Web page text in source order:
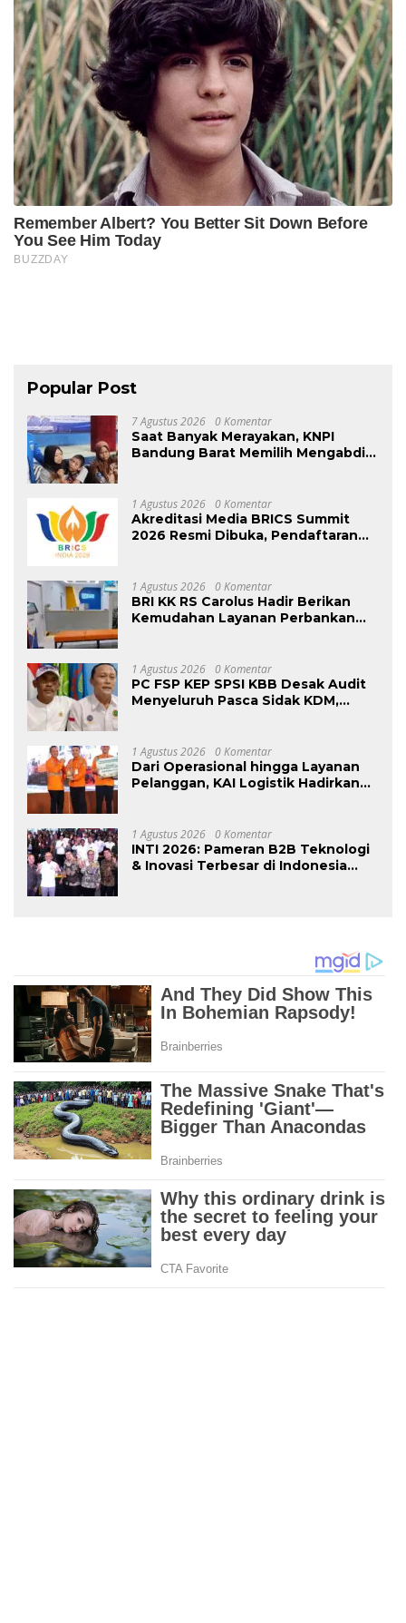
Popular Post
7 Agustus 2026 0 Komentar
Saat Banyak Merayakan, KNPI
Bandung Barat Memilih Mengabdi:
Warga Kurang Mampu
1 Agustus 2026 0 Komentar
Akreditasi Media BRICS Summit
2026 Resmi Dibuka, Pendaftaran
1 Agustus 2026 0 Komentar
BRI KK RS Carolus Hadir Berikan
Kemudahan Layanan Perbankan
1 Agustus 2026 0 Komentar
PC FSP KEP SPSI KBB Desak Audit
Menyeluruh Pasca Sidak KDM,
Ketenagakerjaan”
1 Agustus 2026 0 Komentar
Dari Operasional hingga Layanan
Pelanggan, KAI Logistik Hadirkan
1 Agustus 2026 0 Komentar
INTI 2026: Pameran B2B Teknologi
& Inovasi Terbesar di Indonesia